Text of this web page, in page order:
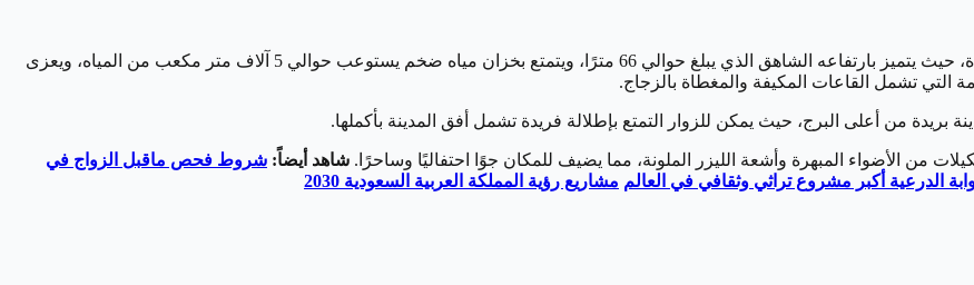
يعتبر برج بريدة إحدى العلامات السياحية المعاصرة البارزة في مدينة بريدة، حيث يتميز بارتفاعه الشاهق الذي يبلغ حوالي 66 مترًا، ويتمتع بخزان مياه ضخم يستوعب حوالي 5 آلاف متر مكعب من المياه، ويعزى
التي تشمل القاعات المكيفة والمغطاة بالزجاج.
بريدة من أعلى البرج، حيث يمكن للزوار التمتع بإطلالة فريدة تشمل أفق المدينة بأكملها.
من الأضواء المبهرة وأشعة الليزر الملونة، مما يضيف للمكان جوًا احتفاليًا وساحرًا. شاهد أيضاً: شروط فحص ماقبل الزواج في
الدرعية أكبر مشروع تراثي وثقافي في العالم مشاريع رؤية المملكة العربية السعودية 2030